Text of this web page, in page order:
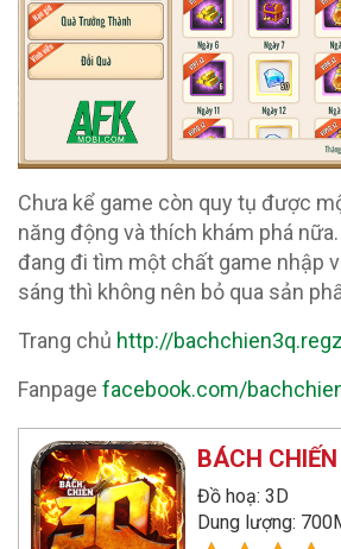
Chưa kể game còn quy tụ được
năng động và thích khám phá
đang đi tìm một chất game nhập
sáng thì không nên bỏ qua sản
Trang chủ http://
Fanpage facebook.com/
BÁCH
Đồ hoạ: 3D
Dung lượng: